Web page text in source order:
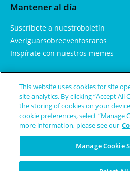
Mantener al día
Suscríbete a nuestroboletín
Averiguarsobreeventosraros
Inspírate con nuestros memes
Aprendemás
Sobrenosotros
Enfermedades y condicionesraras
Política de privacidad
This website uses cookies for site
site analytics. By clicking “Accept All
the storing of cookies on your
cookie preferences, select “Manage
more information, please see our
Manage Cookie